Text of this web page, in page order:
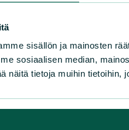
sisällön ja mainosten
sosiaalisen median,
näitä tietoja muihin tietoihin,